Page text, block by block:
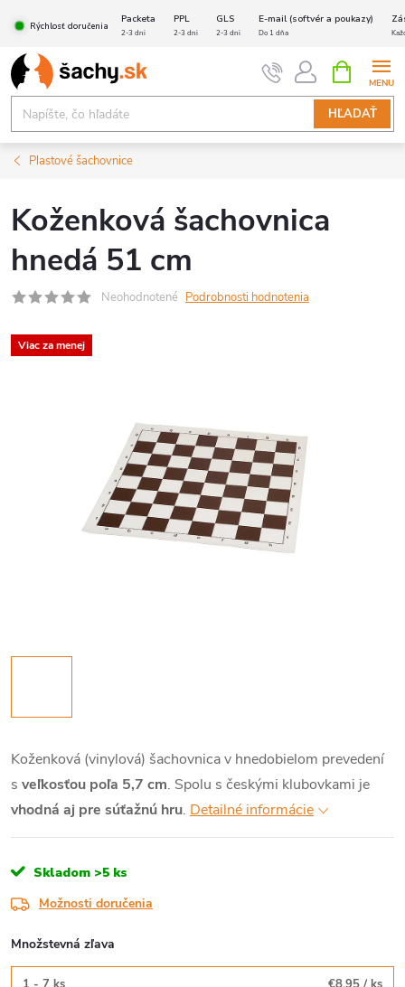
obsah
Rýchlosť doručenia
Packeta PPL GLS E-mail (softvér a poukazy)
2-3 dni 2-3 dni 2-3 dni Do 1 dňa
HĽADAŤ
KOŠÍK
Plastové šachovnice
Koženková šachovnica
hnedá 51 cm
Neohodnotené Podrobnosti hodnotenia
Viac za menej
Koženková (vinylová) šachovnica v hnedobielom prevedení
s veľkosťou poľa 5,7 cm. Spolu s českými klubovkami je
vhodná aj pre súťažnú hru. Detailné informácie
Skladom >5 ks
Možnosti doručenia
Množstevná zľava